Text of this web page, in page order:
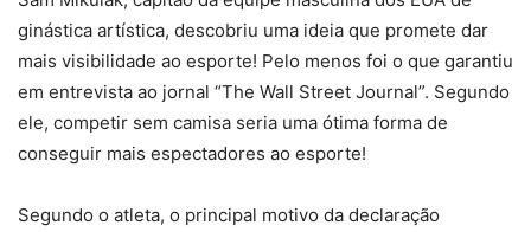
ginástica artística, descobriu uma ideia que promete dar
mais visibilidade ao esporte! Pelo menos foi o que garantiu
em entrevista ao jornal “The Wall Street Journal”. Segundo
ele, competir sem camisa seria uma ótima forma de
conseguir mais espectadores ao esporte!
Segundo o atleta, o principal motivo da declaração